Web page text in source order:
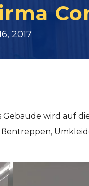
2017
Gebäude wird auf